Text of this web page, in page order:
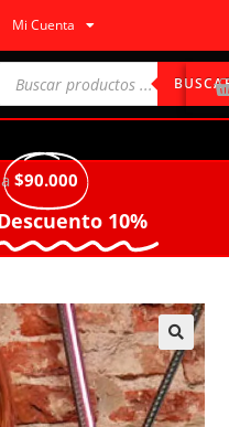
Mi Cuenta
$90.000
10%
🔍